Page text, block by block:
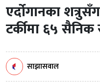
एर्दोगानका
टर्कीमा ६५ सैनिक
साझासवाल